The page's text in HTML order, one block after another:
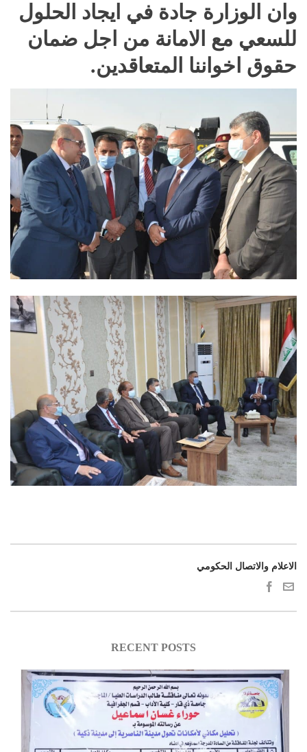
وان الوزارة جادة في ايجاد الحلول
للسعي مع الامانة من اجل ضمان
حقوق اخواننا المتعاقدين.
الاعلام والاتصال الحكومي
RECENT POSTS